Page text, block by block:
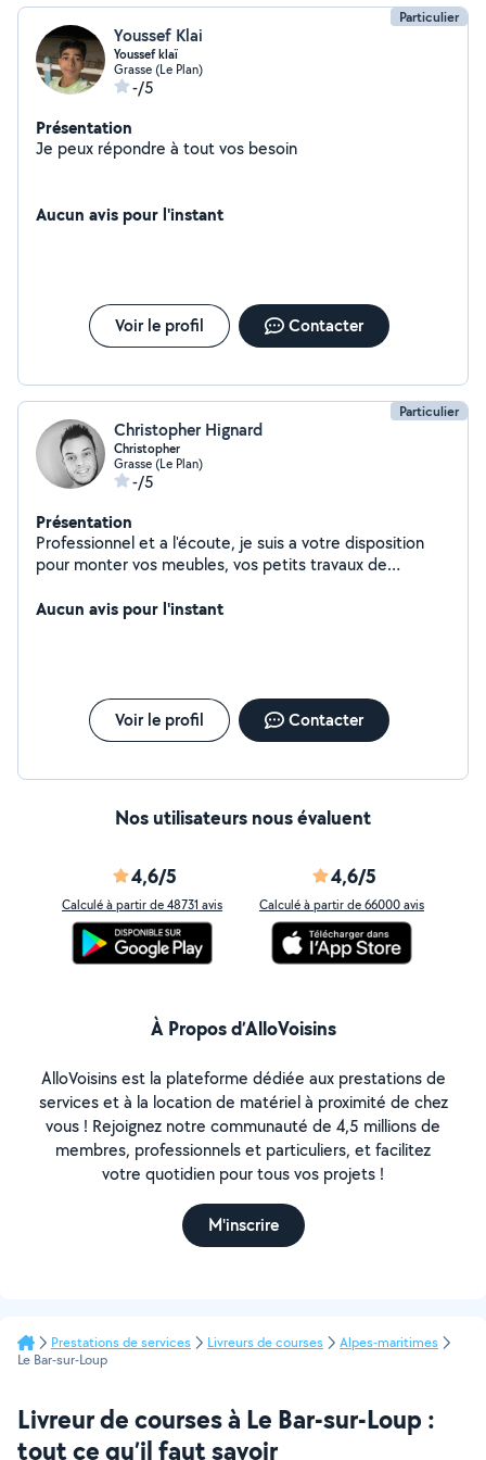
Particulier
Youssef Klai
Youssef klaï
Grasse (Le Plan)
-/5
Présentation
Je peux répondre à tout vos besoin
Aucun avis pour l'instant
Voir le profil Contacter
Particulier
Christopher Hignard
Christopher
Grasse (Le Plan)
-/5
Présentation
Professionnel et a l'écoute, je suis a votre disposition
pour monter vos meubles, vos petits travaux de
N'hésitez pas à me contacter.
Aucun avis pour l'instant
Voir le profil Contacter
Nos utilisateurs nous évaluent
4,6/5
Calculé à partir de 48731 avis
4,6/5
Calculé à partir de 66000 avis
À Propos d’AlloVoisins
AlloVoisins est la plateforme dédiée aux prestations de
services et à la location de matériel à proximité de chez
vous ! Rejoignez notre communauté de 4,5 millions de
membres, professionnels et particuliers, et facilitez
votre quotidien pour tous vos projets !
M'inscrire
Prestations de services Livreurs de courses
Alpes-maritimes
Le Bar-sur-Loup
Livreur de courses à Le Bar-sur-Loup :
tout ce qu’il faut savoir